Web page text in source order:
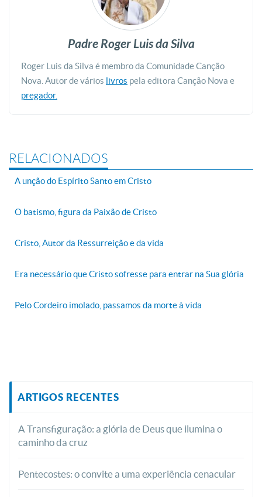
Padre Roger Luis da Silva
Roger Luis da Silva é membro da Comunidade Canção
Nova. Autor de vários livros pela editora Canção Nova e
pregador.
RELACIONADOS
A unção do Espírito Santo em Cristo
O batismo, figura da Paixão de Cristo
Cristo, Autor da Ressurreição e da vida
Era necessário que Cristo sofresse para entrar na Sua glória
Pelo Cordeiro imolado, passamos da morte à vida
ARTIGOS RECENTES
A Transfiguração: a glória de Deus que ilumina o
caminho da cruz
Pentecostes: o convite a uma experiência cenacular